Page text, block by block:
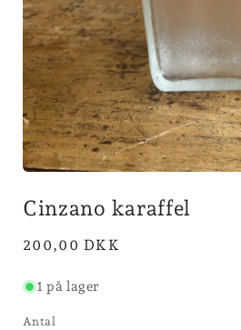
1
Cinzano karaffel
Normalpris
200,00 DKK
1 på lager
Antal